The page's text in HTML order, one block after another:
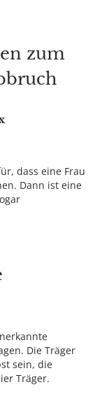
zum
dass eine Frau
Dann ist eine
Die Träger
sein, die
Träger.